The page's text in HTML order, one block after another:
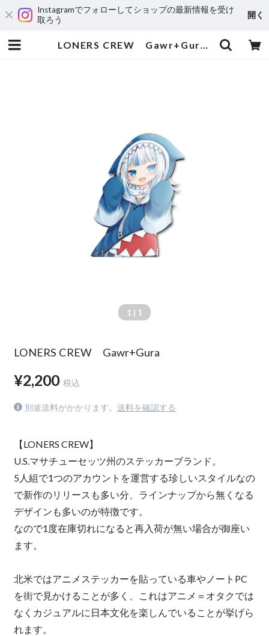
Instagramでフォローしてショップの最新情報を受け
取ろう
開く
LONERS CREW Gawr+Gura | 輸入アニメステッカー専門店 SUNSET Stickers Store
1 | 1
LONERS CREW Gawr+Gura
¥2,200 税込
別途送料がかかります。 送料を確認する
【LONERS CREW】
U.S.マサチューセッツ州のステッカーブランド。
5人組で1つのアカウントを運営する珍しいスタイルなの
で新作のリリースも多い分、ラインナップから無くなる
デザインも多いのが特徴です。
なので1度在庫切れになると再入荷が無い場合が御座い
ます。
北米ではアニメステッカーを貼っている車やノートPC
を街で見かけることが多く、これはアニメ＝オタクでは
なくカジュアルに日本文化を楽しんでいることが挙げら
れます。